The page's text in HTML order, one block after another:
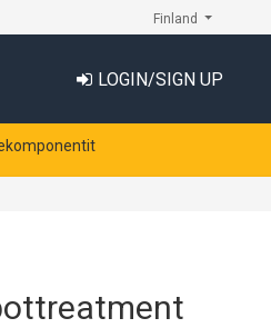
Finland
LOGIN/SIGN UP